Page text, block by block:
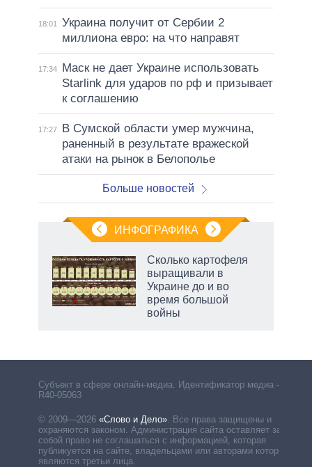
18:01
Украина получит от Сербии 2
миллиона евро: на что направят
17:34
Маск не дает Украине использовать
Starlink для ударов по рф и призывает
к соглашению
17:27
В Сумской области умер мужчина,
раненный в результате вражеской
атаки на рынок в Белополье
Больше новостей
ИНФОГРАФИКА
Сколько картофеля
выращивали в
Украине до и во
время большой
войны
Субъект в сфере онлайн-медиа. Идентификатор медиа –
R40-05063
© 2009—2026 «Слово и Дело» Все права защищены и
охраняются законом. Администрация сайта оставляет за
собой право не соглашаться с информацией, которая
публикуется на сайте, владельцами или авторами которой
являются третьи лица.